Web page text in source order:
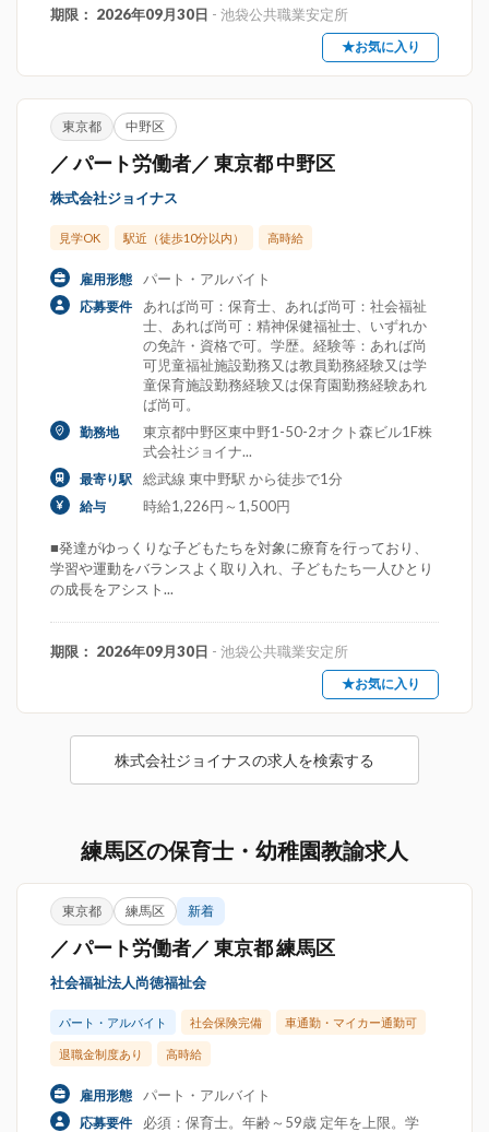
期限： 2026年09月30日 - 池袋公共職業安定所
★お気に入り
東京都 中野区
／ パート労働者／ 東京都 中野区
株式会社ジョイナス
見学OK 駅近（徒歩10分以内） 高時給
雇用形態 パート・アルバイト
応募要件
あれば尚可：保育士、あれば尚可：社会福祉
士、あれば尚可：精神保健福祉士、いずれか
の免許・資格で可。学歴。経験等：あれば尚
可児童福祉施設勤務又は教員勤務経験又は学
童保育施設勤務経験又は保育園勤務経験あれ
ば尚可。
勤務地
東京都中野区東中野1-50-2オクト森ビル1F株
式会社ジョイナ...
最寄り駅 総武線 東中野駅 から徒歩で1分
給与 時給1,226円～1,500円
■発達がゆっくりな子どもたちを対象に療育を行っており、
学習や運動をバランスよく取り入れ、子どもたち一人ひとり
の成長をアシスト...
期限： 2026年09月30日 - 池袋公共職業安定所
★お気に入り
株式会社ジョイナスの求人を検索する
練馬区の保育士・幼稚園教諭求人
東京都 練馬区 新着
／ パート労働者／ 東京都 練馬区
社会福祉法人尚徳福祉会
パート・アルバイト 社会保険完備 車通勤・マイカー通勤可
退職金制度あり 高時給
雇用形態 パート・アルバイト
応募要件
必須：保育士。年齢～59歳 定年を上限。学